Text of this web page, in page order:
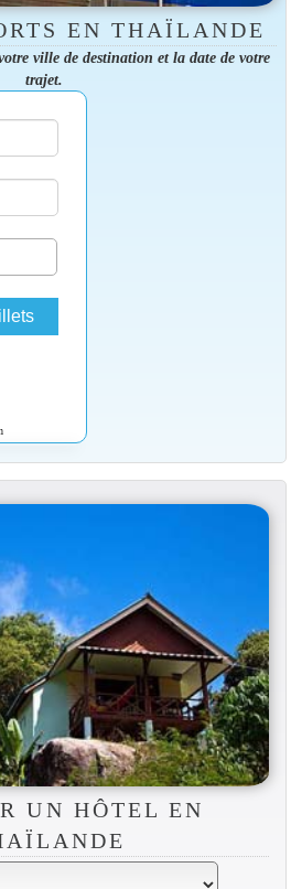
EN THAÏLANDE
ville de destination et la date de votre
trajet.
UN HÔTEL EN